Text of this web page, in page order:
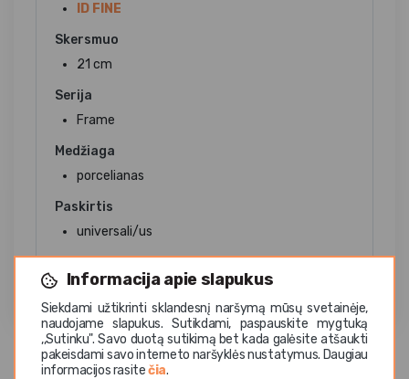
Informacija apie slapukus
Siekdami užtikrinti sklandesnį naršymą mūsų svetainėje,
naudojame slapukus. Sutikdami, paspauskite mygtuką
,,Sutinku". Savo duotą sutikimą bet kada galėsite atšaukti
pakeisdami savo interneto naršyklės nustatymus. Daugiau
informacijos rasitečia.
ID FINE
Skersmuo
21 cm
Serija
Frame
Medžiaga
porcelianas
Paskirtis
universali/us